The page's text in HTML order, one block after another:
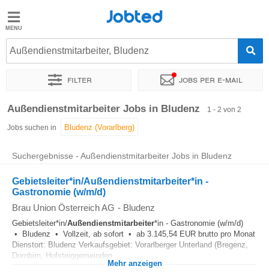
Jobted
Jobs
Jobted
Außendienstmitarbeiter, Bludenz
Filter Jobs per e-mail
Sortieren nach Genauer Standort Unternehmen
Außendienstmitarbeiter Jobs in Bludenz 1 - 2 von 2
Jobs suchen in
Suchergebnisse - Außendienstmitarbeiter Jobs in Bludenz
Gebietsleiter*in/Außendienstmitarbeiter*in -
Gastronomie (w/m/d)
Brau Union Österreich AG - Bludenz
Gebietsleiter*in/Außendienstmitarbeiter*in - Gastronomie (w/m/d)
• Bludenz • Vollzeit, ab sofort • ab 3.145,54 EUR brutto pro Monat
Dienstort: Bludenz Verkaufsgebiet: Vorarlberger Unterland (Bregenz,
Dornbirn, Hofsteiggemeinden...
Mehr anzeigen